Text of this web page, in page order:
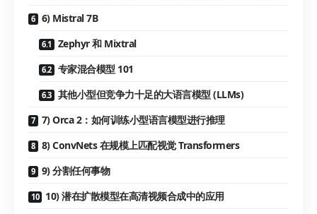
6) Mistral 7B
Zephyr 和 Mixtral
专家混合模型 101
其他小型但竞争力十足的大语言模型 (LLMs)
7) Orca 2：如何训练小型语言模型进行推理
8) ConvNets 在规模上匹配视觉 Transformers
9) 分割任何事物
10) 潜在扩散模型在高清视频合成中的应用